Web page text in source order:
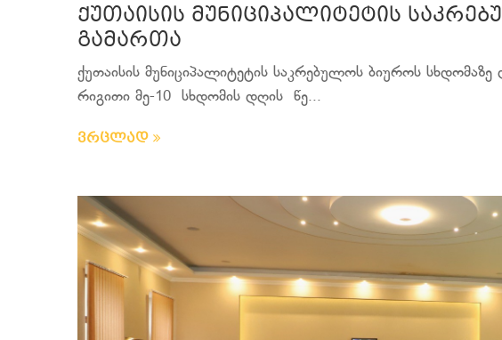
ქუთაისის მუნიციპალიტეტის
გამართა
ქუთაისის მუნიციპალიტეტის საკრებულოს ბიუროს
რიგითი მე-10 სხდომის დღის წე...
ვრცლად